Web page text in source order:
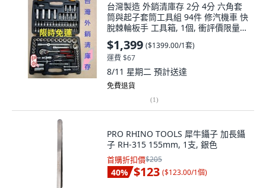
台灣製造 外銷清庫存 2分 4分 六角套
筒與起子套筒工具組 94件 修汽機車 快
脫棘輪板手 工具箱, 1個, 衝評價限量促
銷價
$1,399 ($1399.00/1套)
運費 $67
8/11 星期二 預計送達
免費退貨
(1)
PRO RHINO TOOLS 犀牛鑷子 加長鑷
子 RH-315 155mm, 1支, 銀色
首購折扣價$205
40% $123 ($123.00/1個)